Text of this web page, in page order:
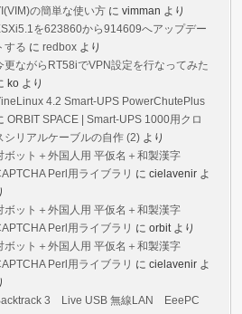
の簡単な使い方 に vimman より
を623860から914609へアップデー
する に redbox より
更ながらRT58iでVPN設定を行なってみた
ko より
4.2 Smart-UPS PowerChutePlus
ORBIT SPACE | Smart-UPS 1000用クロ
シリアルケーブルの自作 (2) より
ボット＋外国人用 平仮名＋和製漢字
Perl用ライブラリ に cielavenir よ
ボット＋外国人用 平仮名＋和製漢字
Perl用ライブラリ に orbitより
ボット＋外国人用 平仮名＋和製漢字
Perl用ライブラリ に cielavenir よ
3 Live USB 無線LAN EeePC